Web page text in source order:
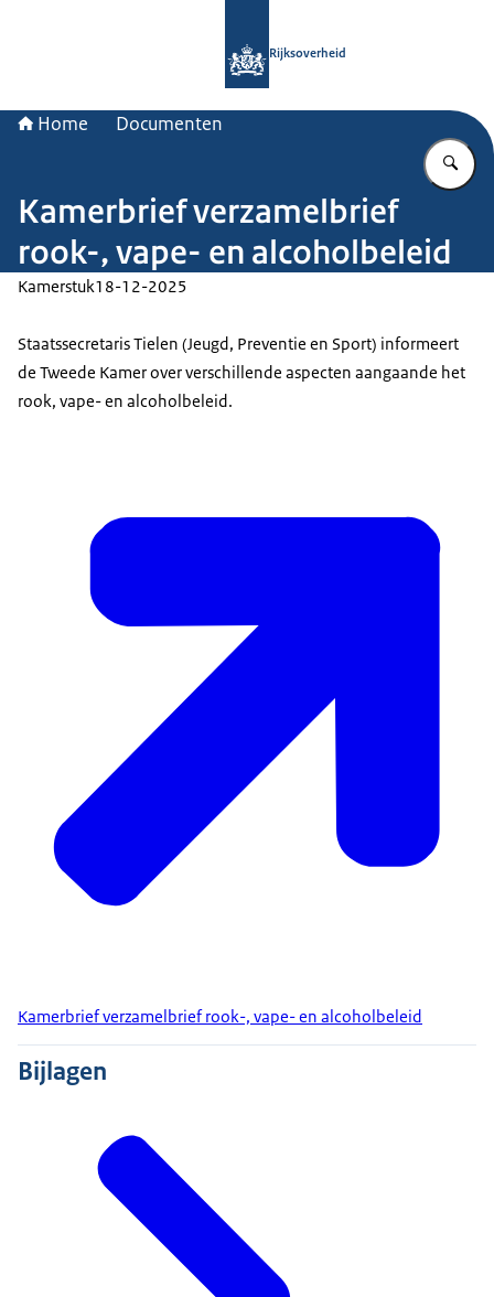
Rijksoverheid
Home Documenten
Kamerbrief verzamelbrief
rook-, vape- en alcoholbeleid
Kamerstuk18-12-2025
Staatssecretaris Tielen (Jeugd, Preventie en Sport) informeert
de Tweede Kamer over verschillende aspecten aangaande het
rook, vape- en alcoholbeleid.
Kamerbrief verzamelbrief rook-, vape- en alcoholbeleid
Bijlagen